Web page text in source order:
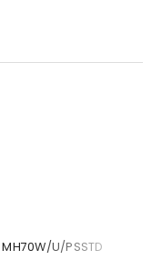
MH70W/U/PSSTD